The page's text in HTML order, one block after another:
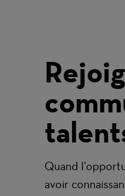
Quand
avoir